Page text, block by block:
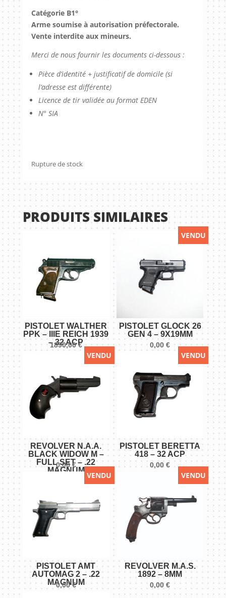
Catégorie B1°
Arme soumise à autorisation préfectorale.
Vente interdite aux mineurs.
Merci de nous fournir les documents ci-dessous :
Pièce d’identité + justificatif de domicile (si
l’adresse est différente)
Licence de tir validée au format EDEN
N° SIA
Rupture de stock
PRODUITS SIMILAIRES
PISTOLET WALTHER
PPK – IIIE REICH 1939
– 32 ACP
1890,00€
VENDU
PISTOLET GLOCK 26
GEN 4 – 9X19MM
0,00€
VENDU
REVOLVER N.A.A.
BLACK WIDOW M –
FULL SET – .22
MAGNUM
0,00€
VENDU
PISTOLET BERETTA
418 – 32 ACP
0,00€
VENDU
PISTOLET AMT
AUTOMAG 2 – .22
MAGNUM
0,00€
VENDU
REVOLVER M.A.S.
1892 – 8MM
0,00€